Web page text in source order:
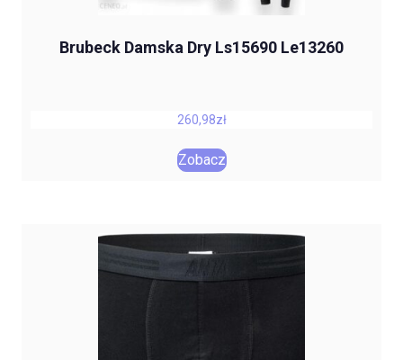
Brubeck Damska Dry Ls15690 Le13260
260,98zł
Zobacz